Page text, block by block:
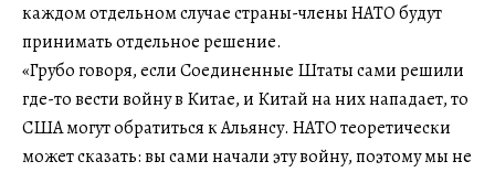
каждом отдельном случае страны-члены НАТО будут
принимать отдельное решение.
«Грубо говоря, если Соединенные Штаты сами решили
где-то вести войну в Китае, и Китай на них нападает, то
США могут обратиться к Альянсу. НАТО теоретически
может сказать: вы сами начали эту войну, поэтому мы не